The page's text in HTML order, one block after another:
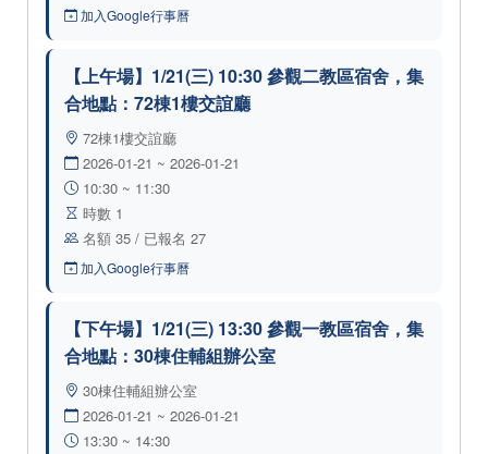
加入Google行事曆
【上午場】1/21(三) 10:30 參觀二教區宿舍，集
合地點：72棟1樓交誼廳
72棟1樓交誼廳
2026-01-21 ~ 2026-01-21
10:30 ~ 11:30
時數 1
名額 35 / 已報名 27
加入Google行事曆
【下午場】1/21(三) 13:30 參觀一教區宿舍，集
合地點：30棟住輔組辦公室
30棟住輔組辦公室
2026-01-21 ~ 2026-01-21
13:30 ~ 14:30